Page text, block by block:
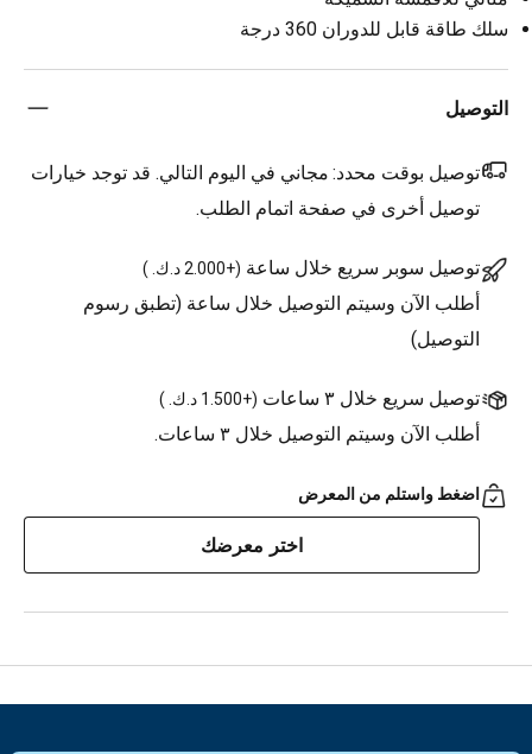
سلك طاقة قابل للدوران 360 درجة
التوصيل
توصيل بوقت محدد: مجاني في اليوم التالي. قد توجد خيارات
توصيل أخرى في صفحة اتمام الطلب.
توصيل سوبر سريع خلال ساعة (+2.000 د.ك. )
أطلب الآن وسيتم التوصيل خلال ساعة (تطبق رسوم
التوصيل)
توصيل سريع خلال ٣ ساعات (+1.500 د.ك. )
أطلب الآن وسيتم التوصيل خلال ٣ ساعات.
اضغط واستلم من المعرض
اختر معرضك